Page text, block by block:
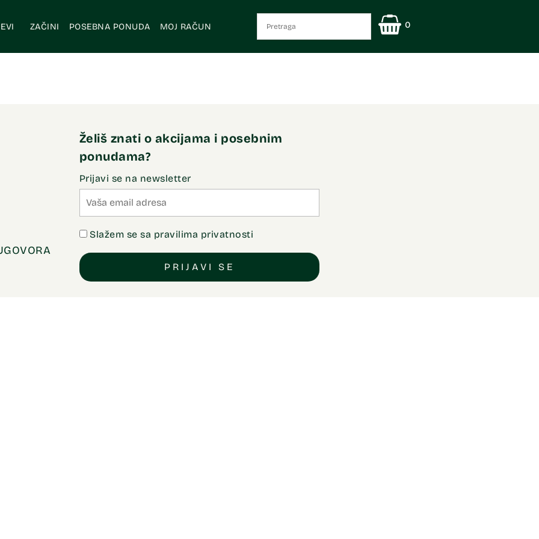
ZAČINI POSEBNA PONUDA MOJ RAČUN 0
Želiš znati o akcijama i posebnim
ponudama?
Prijavi se na newsletter
Slažem se sa pravilima privatnosti